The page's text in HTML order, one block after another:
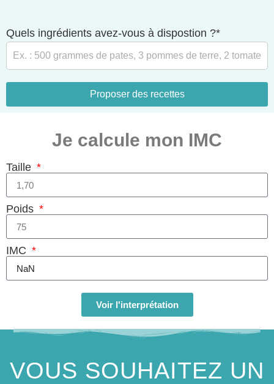
Quels ingrédients avez-vous à dispostion ?*
Proposer des recettes
Je calcule mon IMC
Taille
Poids
IMC
Calculez
Voir l'interprétation
VOUS SOUHAITEZ UN